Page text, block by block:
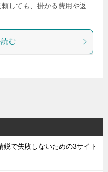
しても、掛かる費用や返
読む
鋭で失敗しないための3サイト